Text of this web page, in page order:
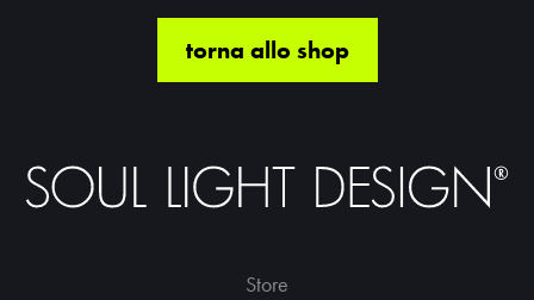
torna allo shop
Store